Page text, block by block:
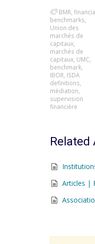
BMR
benchmarks
Union des
marchés de
capitaux
marchés de
capitaux UMC
benchmark
IBOR ISDA
definitions
médiation
supervision
financière
Related
Articles |